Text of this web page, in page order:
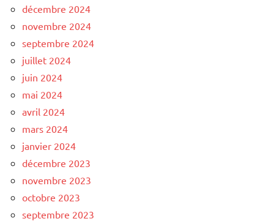
décembre 2024
novembre 2024
septembre 2024
juillet 2024
juin 2024
mai 2024
avril 2024
mars 2024
janvier 2024
décembre 2023
novembre 2023
octobre 2023
septembre 2023